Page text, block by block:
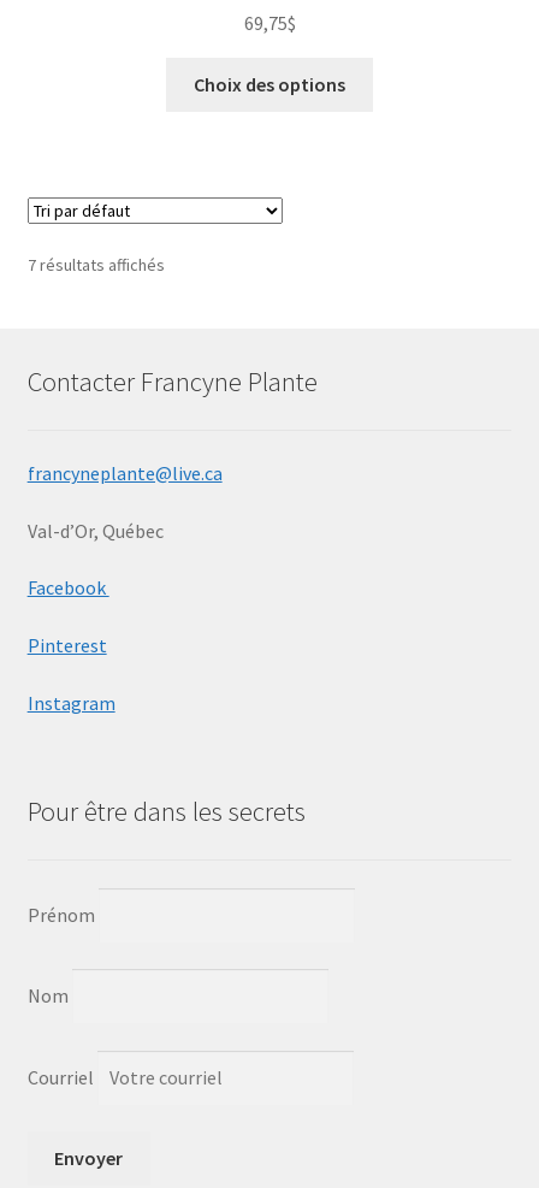
69,75$
Choix des options
7 résultats affichés
Contacter Francyne Plante
francyneplante@live.ca
Val-d’Or, Québec
Facebook
Pinterest
Instagram
Pour être dans les secrets
Prénom
Nom
Courriel